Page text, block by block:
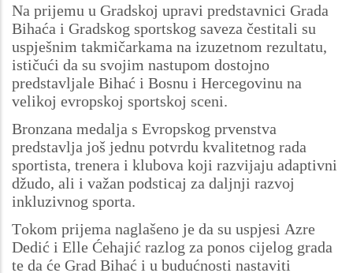
Na prijemu u Gradskoj upravi predstavnici Grada
Bihaća i Gradskog sportskog saveza čestitali su
uspješnim takmičarkama na izuzetnom rezultatu,
ističući da su svojim nastupom dostojno
predstavljale Bihać i Bosnu i Hercegovinu na
velikoj evropskoj sportskoj sceni.
Bronzana medalja s Evropskog prvenstva
predstavlja još jednu potvrdu kvalitetnog rada
sportista, trenera i klubova koji razvijaju adaptivni
džudo, ali i važan podsticaj za daljnji razvoj
inkluzivnog sporta.
Tokom prijema naglašeno je da su uspjesi Azre
Dedić i Elle Ćehajić razlog za ponos cijelog grada
te da će Grad Bihać i u budućnosti nastaviti